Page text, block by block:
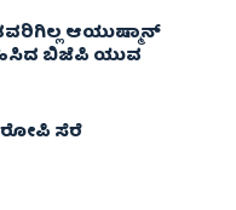
ಆಯುಷ್ಮಾನ್
ಬಿಜೆಪಿ ಯುವ
ಸೆರೆ